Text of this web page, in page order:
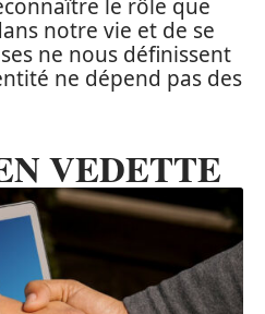
le rôle que
notre vie et de se
ne nous définissent
ne dépend pas des
VEDETTE